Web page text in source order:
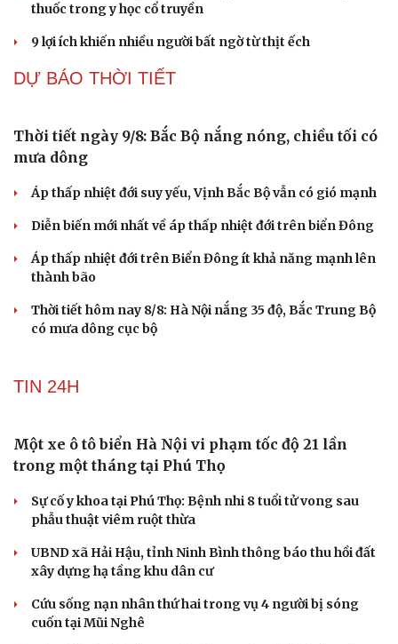
thuốc trong y học cổ truyền
9 lợi ích khiến nhiều người bất ngờ từ thịt ếch
DỰ BÁO THỜI TIẾT
Thời tiết ngày 9/8: Bắc Bộ nắng nóng, chiều tối có
mưa dông
Áp thấp nhiệt đới suy yếu, Vịnh Bắc Bộ vẫn có gió mạnh
Diễn biến mới nhất về áp thấp nhiệt đới trên biển Đông
Áp thấp nhiệt đới trên Biển Đông ít khả năng mạnh lên
thành bão
Thời tiết hôm nay 8/8: Hà Nội nắng 35 độ, Bắc Trung Bộ
có mưa dông cục bộ
TIN 24H
Một xe ô tô biển Hà Nội vi phạm tốc độ 21 lần
trong một tháng tại Phú Thọ
Sự cố y khoa tại Phú Thọ: Bệnh nhi 8 tuổi tử vong sau
phẫu thuật viêm ruột thừa
UBND xã Hải Hậu, tỉnh Ninh Bình thông báo thu hồi đất
xây dựng hạ tầng khu dân cư
Cứu sống nạn nhân thứ hai trong vụ 4 người bị sóng
cuốn tại Mũi Nghê